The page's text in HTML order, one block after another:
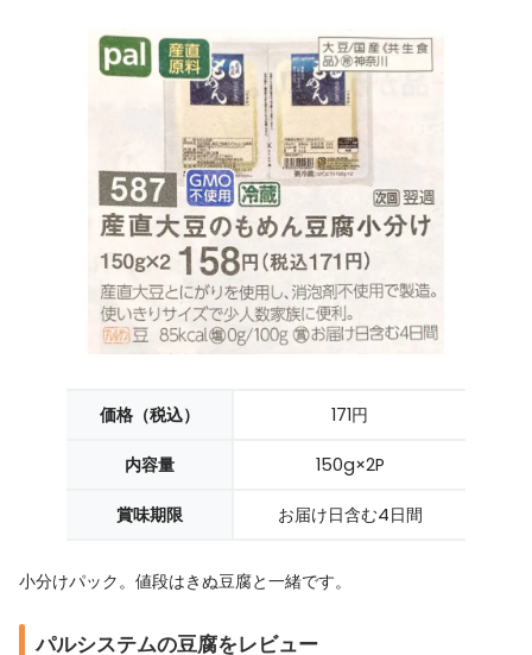
価格（税込） 171円
内容量 150g×2P
賞味期限 お届け日含む4日間
小分けパック。値段はきぬ豆腐と一緒です。
パルシステムの豆腐をレビュー